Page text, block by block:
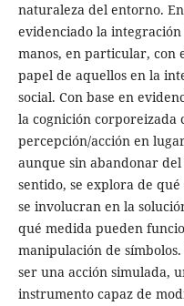
naturaleza del entorno.
evidenciado la
manos, en particular, con
papel de aquellos en la
social. Con base en
la cognición corporeizada
percepción/acción en
aunque sin abandonar
sentido, se explora de qué
se involucran en la
qué medida pueden
manipulación de
ser una acción simulada,
instrumento capaz de